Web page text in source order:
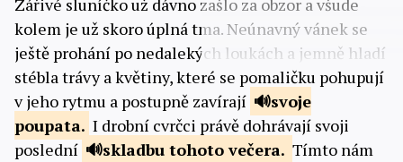
Zářivé sluníčko už dávno zašlo za obzor a všude
kolem je už skoro úplná tma. Neúnavný vánek se
ještě prohání po nedalekých loukách a jemně hladí
stébla trávy a květiny, které se pomaličku pohupují
v jeho rytmu a postupně zavírají
svoje
poupata. I drobní cvrčci právě dohrávají svoji
poslední
skladbu tohoto večera. Tímto nám